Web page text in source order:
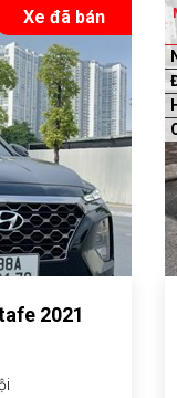
Xe đã bán
2021